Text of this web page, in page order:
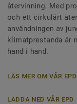
återvinning. Med
och ett cirkulärt
användningen av
klimatprestanda är
hand i hand.
LÄS MER OM VÅR
LADDA NED VÅR EPD